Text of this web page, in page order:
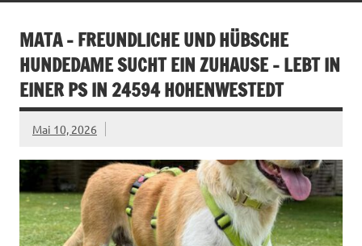
MATA – FREUNDLICHE UND HÜBSCHE
HUNDEDAME SUCHT EIN ZUHAUSE – LEBT IN
EINER PS IN 24594 HOHENWESTEDT
Mai 10, 2026